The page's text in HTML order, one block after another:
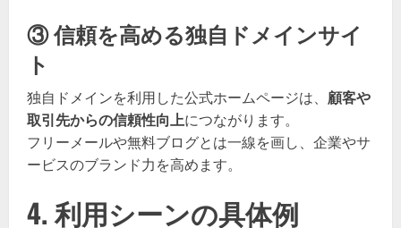
③ 信頼を高める独自ドメインサイ
ト
独自ドメインを利用した公式ホームページは、 顧客や
取引先からの信頼性向上につながります。
フリーメールや無料ブログとは一線を画し、企業やサ
ービスのブランド力を高めます。
4. 利用シーンの具体例